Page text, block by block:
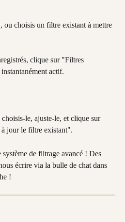
choisis un filtre existant à mettre
clique sur "Filtres
actif.
le, ajuste-le, et clique sur
jour le filtre existant".
de filtrage avancé ! Des
écrire via la bulle de chat dans
!